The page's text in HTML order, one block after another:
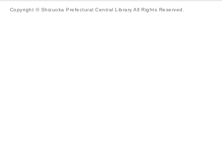
Copyright © Shizuoka Prefectural Central Library All Rights Reserved.